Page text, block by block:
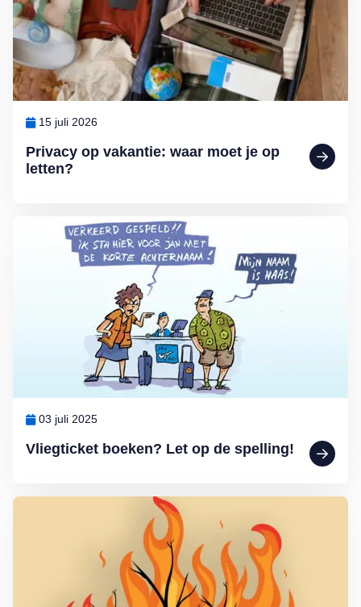
Privacy op vakantie: waar moet je op
letten?
15 juli 2026
Vliegticket boeken? Let op de spelling!
03 juli 2025
Lees meer over Vliegticket boeken? Let op de spelling!
Lees meer over Calamiteiten tijdens uw vakantie